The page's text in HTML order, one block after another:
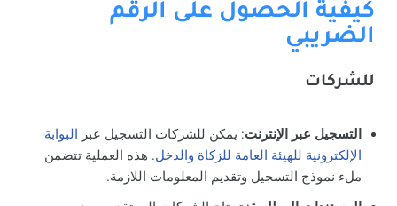
كيفية الحصول على الرقم
الضريبي
للشركات
التسجيل عبر الإنترنت: يمكن للشركات التسجيل عبر البوابة
الإلكترونية للهيئة العامة للزكاة والدخل. هذه العملية تتضمن
ملء نموذج التسجيل وتقديم المعلومات اللازمة.